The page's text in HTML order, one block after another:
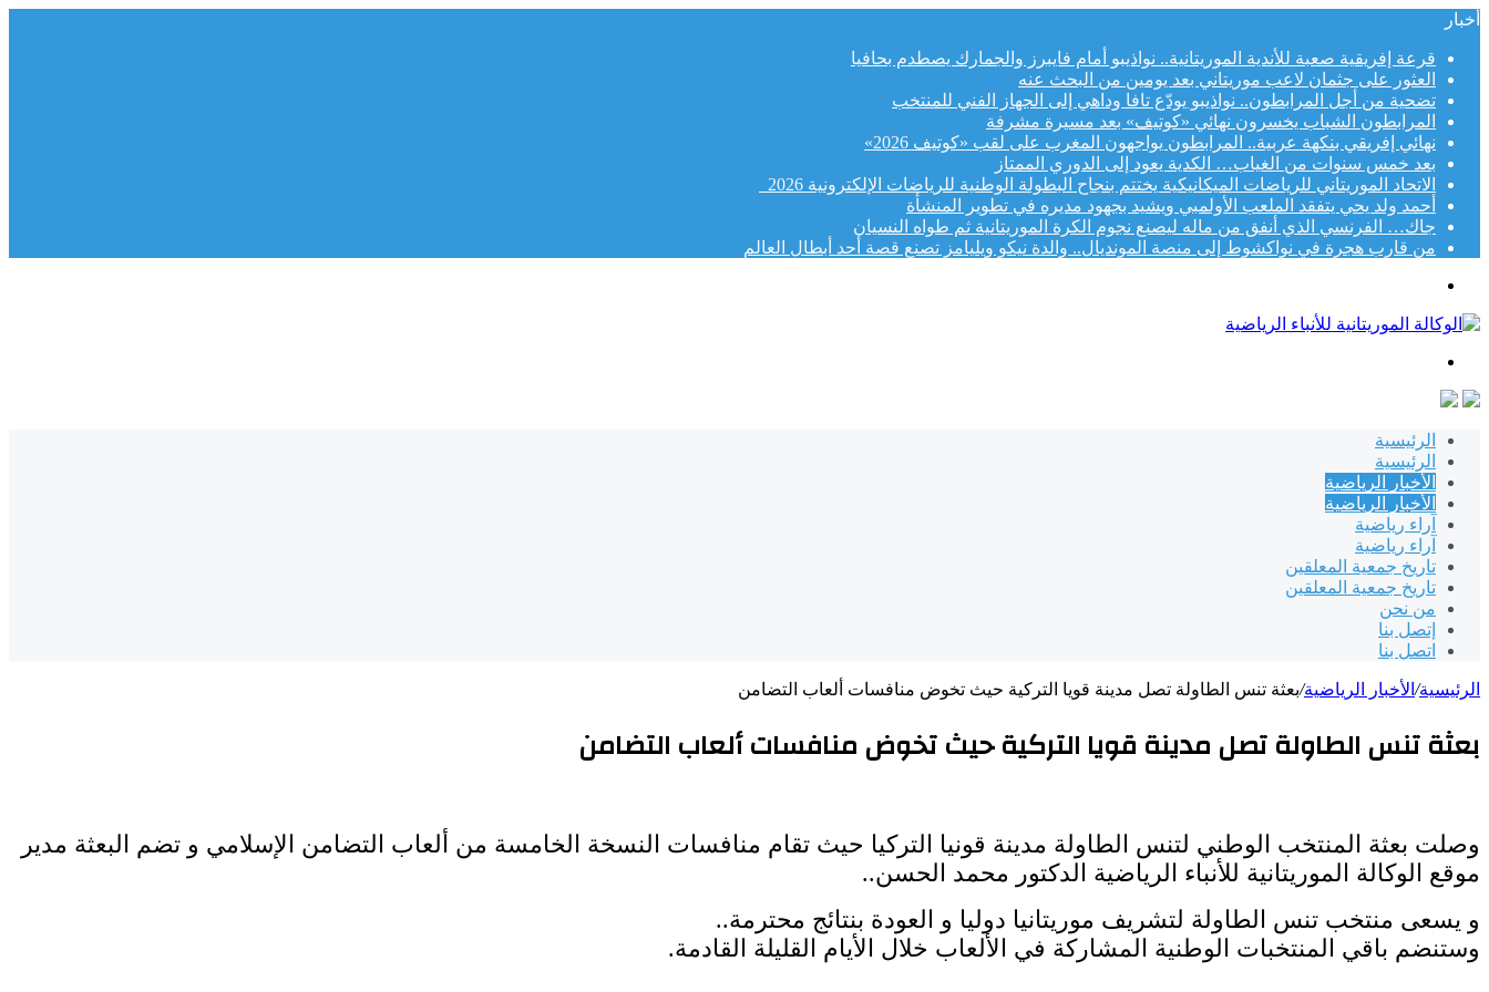
أخبار
قرعة إفريقية صعبة للأندية الموريتانية.. نواذيبو أمام فايبرز والجمارك يصطدم بحافيا
العثور على جثمان لاعب موريتاني بعد يومين من البحث عنه
تضحية من أجل المرابطون.. نواذيبو يودّع تافا وداهي إلى الجهاز الفني للمنتخب
المرابطون الشباب يخسرون نهائي «كوتيف» بعد مسيرة مشرفة
نهائي إفريقي بنكهة عربية.. المرابطون يواجهون المغرب على لقب «كوتيف 2026»
بعد خمس سنوات من الغياب… الكدية يعود إلى الدوري الممتاز
الاتحاد الموريتاني للرياضات الميكانيكية يختتم بنجاح البطولة الوطنية للرياضات الإلكترونية 2026
أحمد ولد يحي يتفقد الملعب الأولمبي ويشيد بجهود مديره في تطوير المنشأة
جاك… الفرنسي الذي أنفق من ماله ليصنع نجوم الكرة الموريتانية ثم طواه النسيان
من قارب هجرة في نواكشوط إلى منصة المونديال.. والدة نيكو ويليامز تصنع قصة أحد أبطال العالم
الرئيسية
الرئيسية
الأخبار الرياضية
الأخبار الرياضية
آراء رياضية
آراء رياضية
تاريخ جمعية المعلقين
تاريخ جمعية المعلقين
من نحن
إتصل بنا
اتصل بنا
الرئيسية/ الأخبار الرياضية/بعثة تنس الطاولة تصل مدينة قويا التركية حيث تخوض منافسات ألعاب التضامن
بعثة تنس الطاولة تصل مدينة قويا التركية حيث تخوض منافسات ألعاب التضامن
وصلت بعثة المنتخب الوطني لتنس الطاولة مدينة قونيا التركيا حيث تقام منافسات النسخة الخامسة من ألعاب التضامن الإسلامي و تضم البعثة مدير
موقع الوكالة الموريتانية للأنباء الرياضية الدكتور محمد الحسن..
و يسعى منتخب تنس الطاولة لتشريف موريتانيا دوليا و العودة بنتائج محترمة..
وستنضم باقي المنتخبات الوطنية المشاركة في الألعاب خلال الأيام القليلة القادمة.